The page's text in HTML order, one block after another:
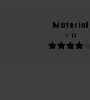
Material
4.0